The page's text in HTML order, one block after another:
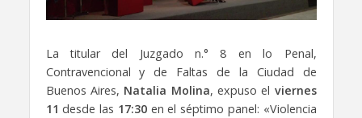
La titular del Juzgado n.° 8 en lo Penal,
Contravencional y de Faltas de la Ciudad de
Buenos Aires, Natalia Molina, expuso el viernes
11 desde las 17:30en el séptimo panel: «Violencia